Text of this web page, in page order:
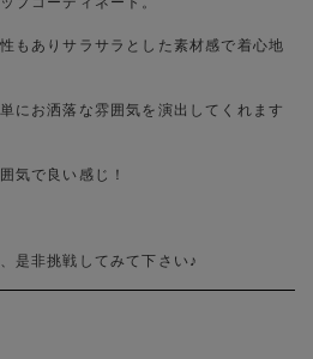
もありサラサラとした素材感で着心地
にお洒落な雰囲気を演出してくれます
気で良い感じ！
是非挑戦してみて下さい♪